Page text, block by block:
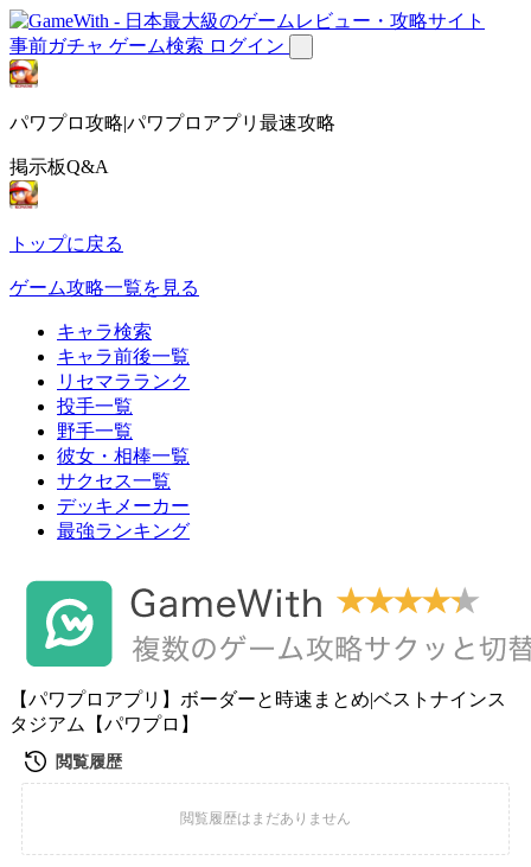
事前ガチャ ゲーム検索 ログイン
パワプロ攻略|パワプロアプリ最速攻略
掲示板Q&A
トップに戻る
ゲーム攻略一覧を見る
キャラ検索
キャラ前後一覧
リセマラランク
投手一覧
野手一覧
彼女・相棒一覧
サクセス一覧
デッキメーカー
最強ランキング
【パワプロアプリ】ボーダーと時速まとめ|ベストナインス
タジアム【パワプロ】